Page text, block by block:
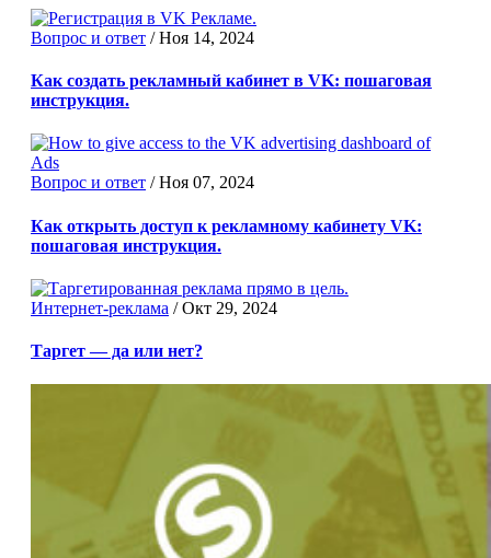
Вопрос и ответ /Ноя 14, 2024
Как создать рекламный кабинет в VK: пошаговая
инструкция.
Вопрос и ответ /Ноя 07, 2024
Как открыть доступ к рекламному кабинету VK:
пошаговая инструкция.
Интернет-реклама /Окт 29, 2024
Таргет — да или нет?